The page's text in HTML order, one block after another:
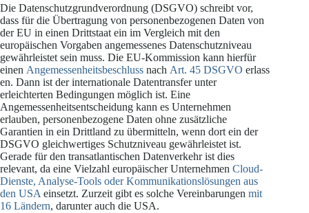
Die Datenschutzgrundverordnung (DSGVO) schreibt vor,
dass für die Übertragung von personenbezogenen Daten von
der EU in einen Drittstaat ein im Vergleich mit den
europäischen Vorgaben angemessenes Datenschutzniveau
gewährleistet sein muss. Die EU-Kommission kann hierfür
einen Angemessenheitsbeschluss nach Art. 45 DSGVO erlass
en. Dann ist der internationale Datentransfer unter
erleichterten Bedingungen möglich ist. Eine
Angemessenheitsentscheidung kann es Unternehmen
erlauben, personenbezogene Daten ohne zusätzliche
Garantien in ein Drittland zu übermitteln, wenn dort ein der
DSGVO gleichwertiges Schutzniveau gewährleistet ist.
Gerade für den transatlantischen Datenverkehr ist dies
relevant, da eine Vielzahl europäischer Unternehmen Cloud-
Dienste, Analyse-Tools oder Kommunikationslösungen aus
den USA einsetzt. Zurzeit gibt es solche Vereinbarungen mit
16 Ländern, darunter auch die USA.